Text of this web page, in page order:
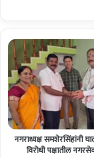
न
ध्य
क्ष
स
म
शे
र
नगराध्यक्ष समशेरसिंहांनी
विरोधी पक्षातील